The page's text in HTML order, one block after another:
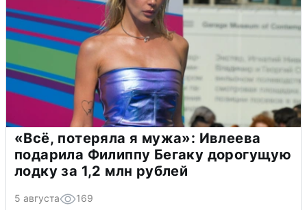
«Всё, потеряла я мужа»: Ивлеева
подарила Филиппу Бегаку дорогущую
лодку за 1,2 млн рублей
5 августа 169